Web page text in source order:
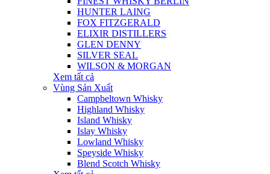
HUNTER LAING
FOX FITZGERALD
ELIXIR DISTILLERS
GLEN DENNY
SILVER SEAL
WILSON & MORGAN
Xem tất cả
Vùng Sản Xuất
Campbeltown Whisky
Highland Whisky
Island Whisky
Islay Whisky
Lowland Whisky
Speyside Whisky
Blend Scotch Whisky